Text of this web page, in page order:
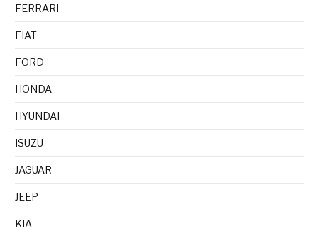
FERRARI
FIAT
FORD
HONDA
HYUNDAI
ISUZU
JAGUAR
JEEP
KIA